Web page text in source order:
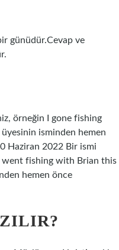
günüdür.Cevap ve
örneğin I gone fishing
isminden hemen
Haziran 2022 Bir ismi
went fishing with Brian this
hemen önce